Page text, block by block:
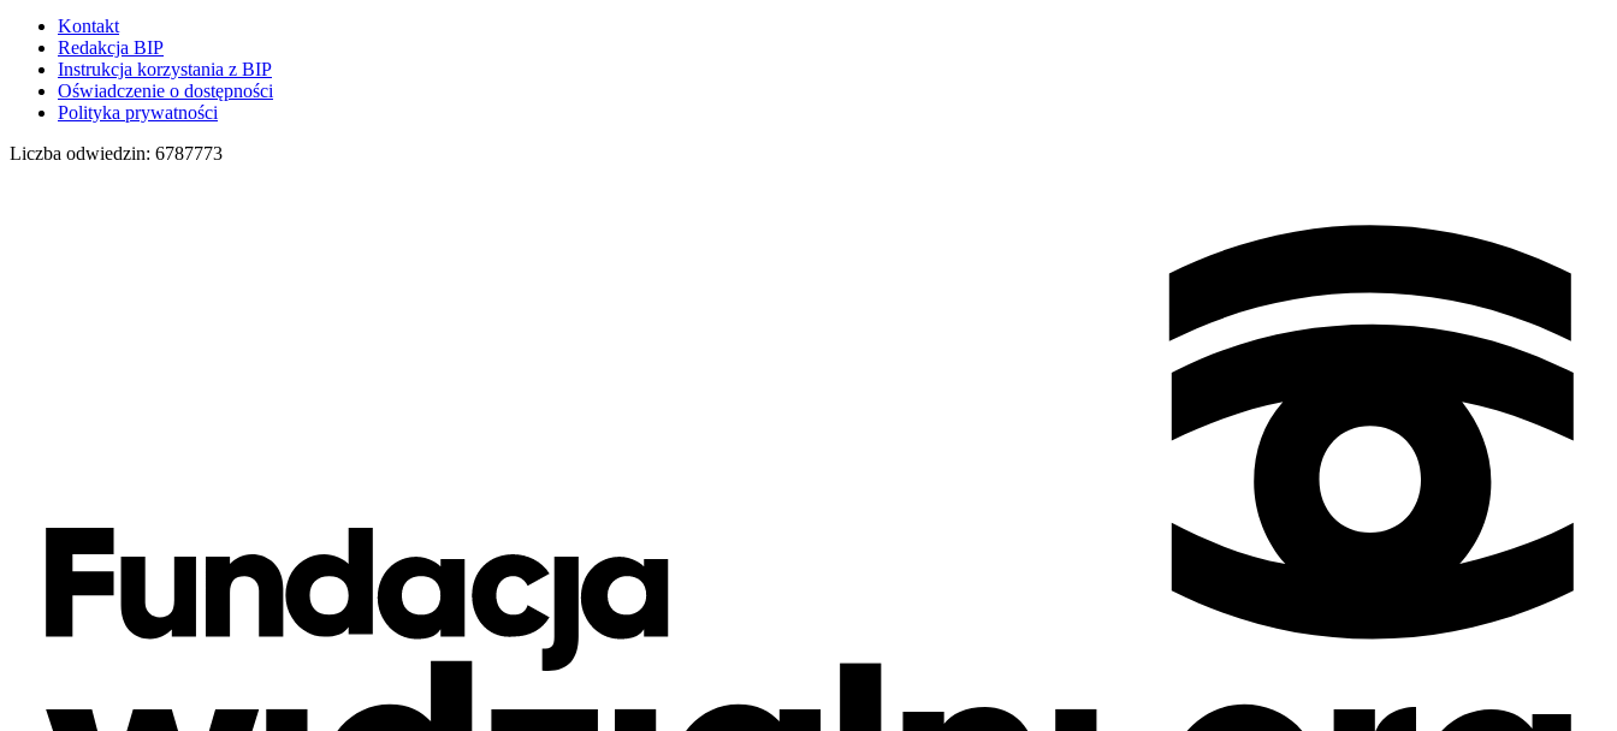
Kontakt
Redakcja BIP
Instrukcja korzystania z BIP
Oświadczenie o dostępności
Polityka prywatności
Liczba odwiedzin: 6787773